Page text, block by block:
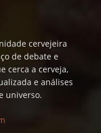
cervejeira
de debate e
cerca a cerveja,
e análises
universo.